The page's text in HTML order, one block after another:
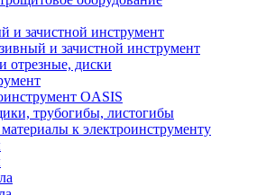
и зачистной инструмент
и зачистной инструмент
отрезные, диски
OASIS
трубогибы, листогибы
к электроинструменту